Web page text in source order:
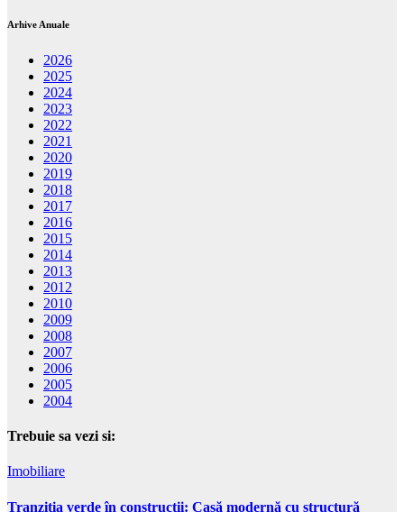
Arhive Anuale
2026
2025
2024
2023
2022
2021
2020
2019
2018
2017
2016
2015
2014
2013
2012
2010
2009
2008
2007
2006
2005
2004
Trebuie sa vezi si:
Imobiliare
Tranziția verde în construcții: Casă modernă cu structură